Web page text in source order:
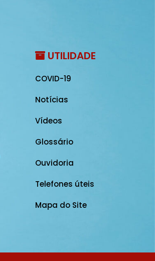
UTILIDADE
COVID-19
Notícias
Vídeos
Glossário
Ouvidoria
Telefones úteis
Mapa do Site